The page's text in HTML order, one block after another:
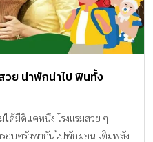
วย น่าพักน่าไป ฟินทั้ง
ได้มีดีแค่หนึ่ง โรงแรมสวย ๆ
อบครัวพากันไปพักผ่อน เติมพลัง